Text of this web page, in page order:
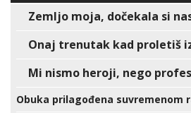
Zemljo moja, dočekala si
Onaj trenutak kad proletiš
Mi nismo heroji, nego
Obuka prilagođena suvremenom